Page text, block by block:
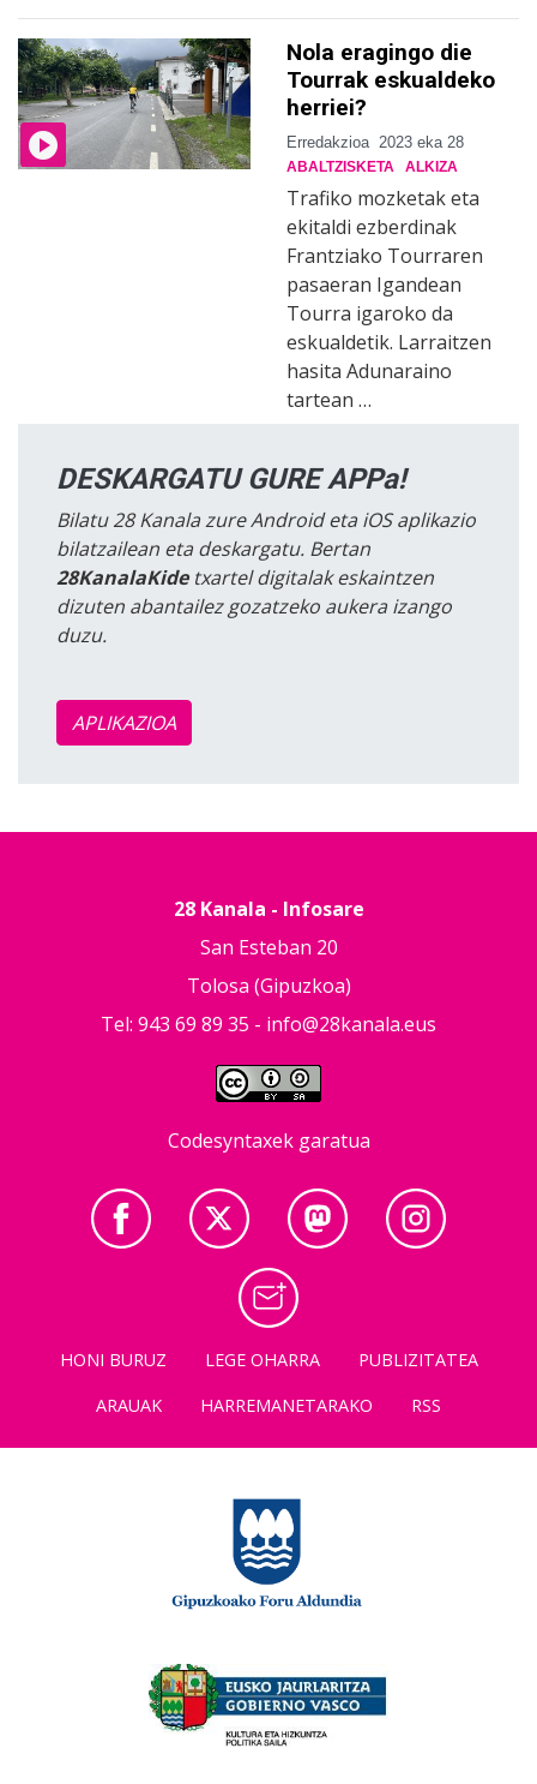
Nola eragingo die
Tourrak eskualdeko
herriei?
Erredakzioa 2023 eka 28
ABALTZISKETA ALKIZA
Trafiko mozketak eta
ekitaldi ezberdinak
Frantziako Tourraren
pasaeran Igandean
Tourra igaroko da
eskualdetik. Larraitzen
hasita Adunaraino
tartean …
DESKARGATU GURE APPa!
Bilatu 28 Kanala zure Android eta iOS aplikazio
bilatzailean eta deskargatu. Bertan
28KanalaKidetxartel digitalak eskaintzen
dizuten abantailez gozatzeko aukera izango
duzu.
APLIKAZIOA
28 Kanala - Infosare
San Esteban 20
Tolosa (Gipuzkoa)
Tel: 943 69 89 35 - info@28kanala.eus
Codesyntaxek garatua
HONI BURUZ LEGE OHARRA
PUBLIZITATEA
ARAUAK
HARREMANETARAKO RSS